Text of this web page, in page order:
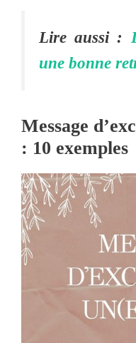
Lire aussi :
une bonne
Message
: 10 exemples